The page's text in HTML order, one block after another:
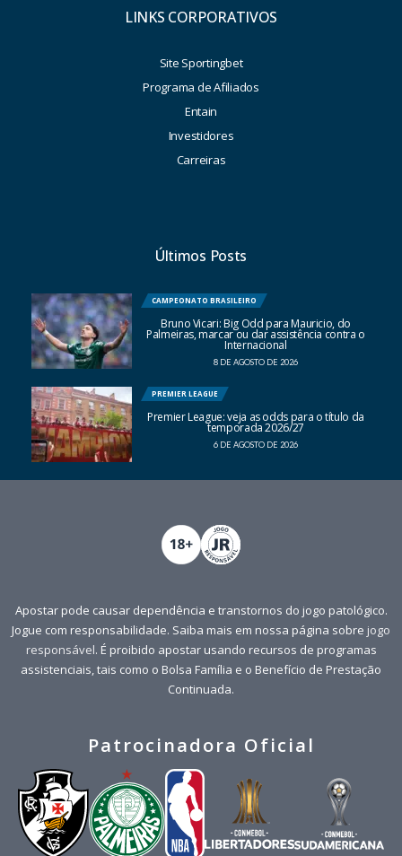
LINKS CORPORATIVOS
Site Sportingbet
Programa de Afiliados
Entain
Investidores
Carreiras
Últimos Posts
CAMPEONATO BRASILEIRO
Bruno Vicari: Big Odd para Mauricio, do
Palmeiras, marcar ou dar assistência contra o
Internacional
8 DE AGOSTO DE 2026
PREMIER LEAGUE
Premier League: veja as odds para o título da
temporada 2026/27
6 DE AGOSTO DE 2026
Apostar pode causar dependência e transtornos do jogo patológico.
Jogue com responsabilidade. Saiba mais em nossa página sobre jogo
responsável. É proibido apostar usando recursos de programas
assistenciais, tais como o Bolsa Família e o Benefício de Prestação
Continuada.
Patrocinadora Oficial